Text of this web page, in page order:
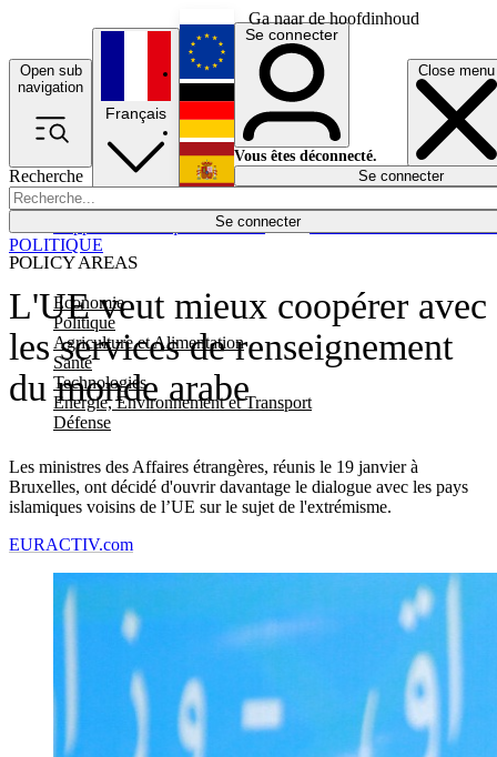
Ga naar de hoofdinhoud
Open sub
navigation
Close menu
Recherche
Se connecter
POLICY AREAS
Economie
Politique
Agriculture et Alimentation
Santé
Technologies
Energie, Environnement et Transport
Défense
Économie
Français
English
Deutsch
Español
Se connecter
Vous êtes déconnecté.
Se connecter
L'UE veut mieux coopérer avec
les services de renseignement
du monde arabe
Les ministres des Affaires étrangères, réunis le 19 janvier à
Bruxelles, ont décidé d'ouvrir davantage le dialogue avec les pays
islamiques voisins de l’UE sur le sujet de l'extrémisme.
POLITIQUE
EURACTIV.com